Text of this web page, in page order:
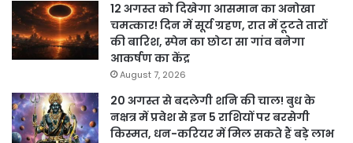
12 अगस्त को दिखेगा आसमान का अनोखा
चमत्कार! दिन में सूर्य ग्रहण, रात में टूटते तारों
की बारिश, स्पेन का छोटा सा गांव बनेगा
आकर्षण का केंद्र
August 7, 2026
20 अगस्त से बदलेगी शनि की चाल! बुध के
नक्षत्र में प्रवेश से इन 5 राशियों पर बरसेगी
किस्मत, धन-करियर में मिल सकते हैं बड़े लाभ